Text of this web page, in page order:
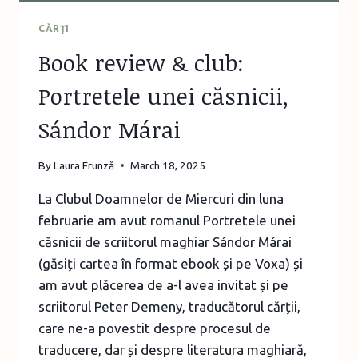
CĂRŢI
Book review & club:
Portretele unei căsnicii,
Sándor Márai
ByLaura Frunză March 18, 2025
La Clubul Doamnelor de Miercuri din luna
februarie am avut romanul Portretele unei
căsnicii de scriitorul maghiar Sándor Márai
(găsiți cartea în format ebook și pe Voxa) și
am avut plăcerea de a-l avea invitat și pe
scriitorul Peter Demeny, traducătorul cărții,
care ne-a povestit despre procesul de
traducere, dar și despre literatura maghiară,